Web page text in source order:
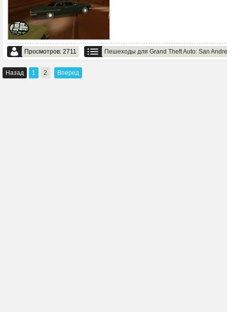
Просмотров: 2711 Пешеходы для Grand Theft Auto: San
Назад 1 2 Вперед